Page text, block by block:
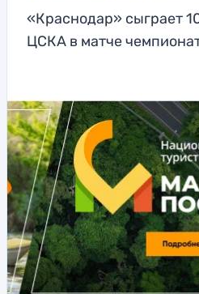
«Краснодар» сыграет
ЦСКА в матче